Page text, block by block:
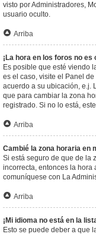
visto por Administradores,
usuario oculto.
Arriba
¡La hora en los foros no es
Es posible que esté viendo
es el caso, visite el Panel
acuerdo a su ubicación, e.j.
que para cambiar la zona
registrado. Si no lo está,
Arriba
Cambié la zona horaria en
Si está seguro de que de la
incorrecta, entonces la hora
comuníquese con La
Arriba
¡Mi idioma no está en la
Esto se puede deber a que